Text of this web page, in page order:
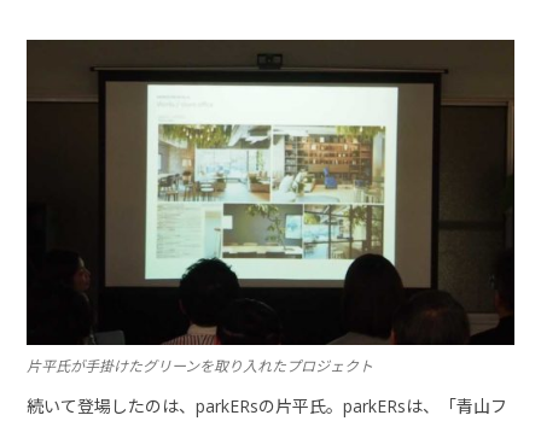
片平氏が手掛けたグリーンを取り入れたプロジェクト
続いて登場したのは、parkERsの片平氏。parkERsは、「青山フ